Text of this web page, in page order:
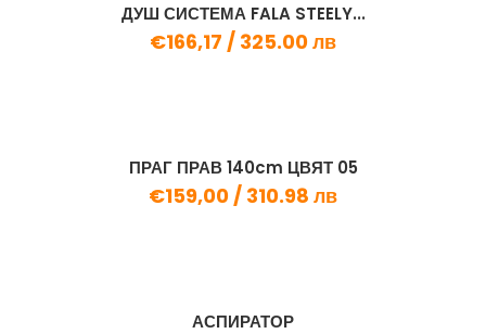
ДУШ СИСТЕМА FALA STEELY...
€166,17 / 325.00 лв
ПРАГ ПРАВ 140cm ЦВЯТ 05
€159,00 / 310.98 лв
АСПИРАТОР